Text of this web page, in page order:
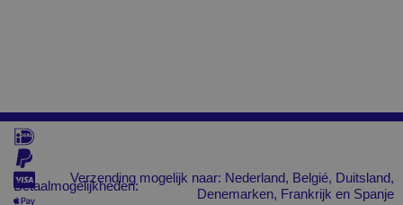
Betaalmogelijkheden:
Verzending mogelijk naar: Nederland, Belgié, Duitsland,
Denemarken, Frankrijk en Spanje